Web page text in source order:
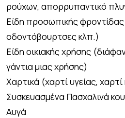
ρούχων, απορρυπαντικό
Είδη προσωπικής
οδοντόβουρτσες κλπ.)
Είδη οικιακής χρήσης
γάντια μιας χρήσης)
Χαρτικά (χαρτί υγείας,
Συσκευασμένα Πασχαλινά
Αυγά